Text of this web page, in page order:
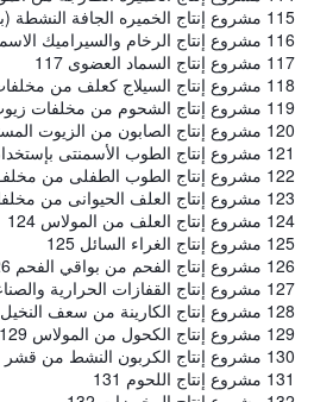
115 مشروع إنتاج الخميره الجافة النشطة (باكنج بودر) 115
116 مشروع إنتاج الرخام والسيراميك الاسمنتى 116
117 مشروع إنتاج السماد العضوى 117
118 مشروع إنتاج السيلاج كعلف من مخلفات النخيل 118
119 مشروع إنتاج الشحوم من مخلفات زيوت المصانع ووسائل النقل 119
120 مشروع إنتاج الصابون من الزيوت المستخدمة فى قلى الأطعمة 120
121 مشروع إنتاج الطوب الأسمنتى بإستخدام مخلفات صناعة الورق 121
122 مشروع إنتاج الطوب الطفلى من مخلفـات الطوب 122
123 مشروع إنتاج العلف الحيوانى من مخلفات الشعير 123
124 مشروع إنتاج العلف من المولاس 124
125 مشروع إنتاج الغراء السائل 125
126 مشروع إنتاج الفحم من بواقي الفحم 126
127 مشروع إنتاج القفازات الحرارية والصناعية 127
128 مشروع إنتاج الكارينة من سعف النخيل 128
129 مشروع إنتاج الكحول من المولاس 129
130 مشروع إنتاج الكربون النشط من قشر الأرز 130
131 مشروع إنتاج اللحوم 131